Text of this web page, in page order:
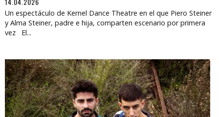
Un espectáculo de Kernel Dance Theatre en el que Piero Steiner
y Alma Steiner, padre e hija, comparten escenario por primera
vez El...